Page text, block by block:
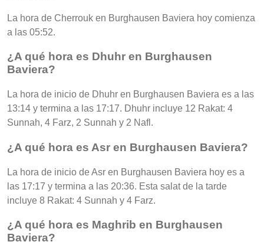
La hora de Cherrouk en Burghausen Baviera hoy comienza
a las 05:52.
¿A qué hora es Dhuhr en Burghausen
Baviera?
La hora de inicio de Dhuhr en Burghausen Baviera es a las
13:14 y termina a las 17:17. Dhuhr incluye 12 Rakat: 4
Sunnah, 4 Farz, 2 Sunnah y 2 Nafl.
¿A qué hora es Asr en Burghausen Baviera?
La hora de inicio de Asr en Burghausen Baviera hoy es a
las 17:17 y termina a las 20:36. Esta salat de la tarde
incluye 8 Rakat: 4 Sunnah y 4 Farz.
¿A qué hora es Maghrib en Burghausen
Baviera?